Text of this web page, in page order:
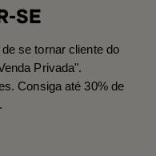
SE
se tornar cliente do
Privada".
Consiga até 30% de